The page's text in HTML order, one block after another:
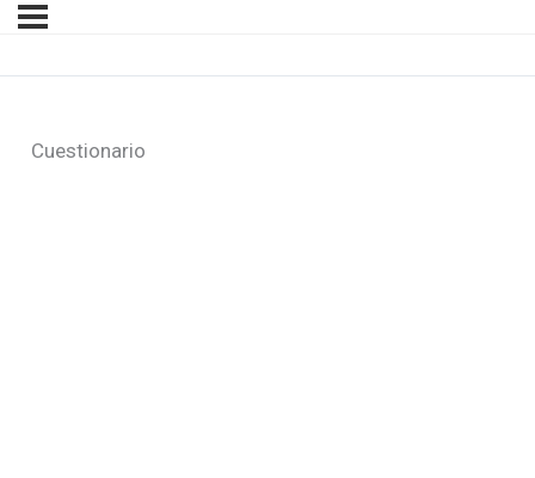
Cuestionario